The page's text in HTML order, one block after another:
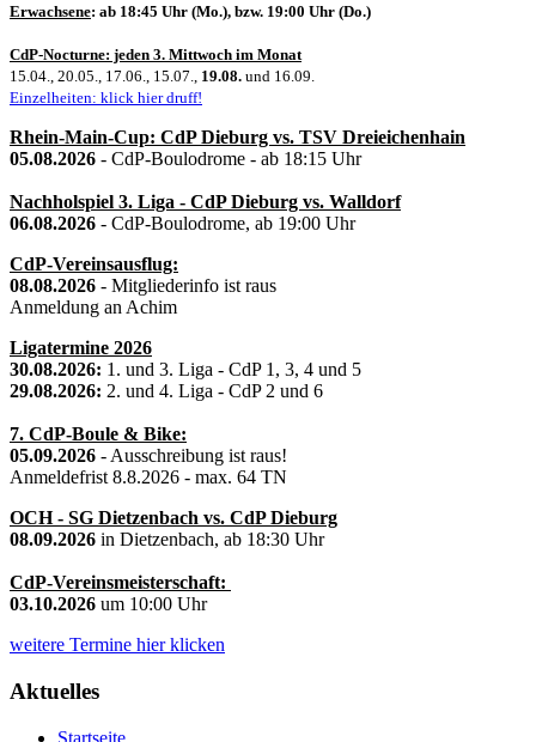
Erwachsene: ab 18:45 Uhr (Mo.), bzw. 19:00 Uhr (Do.)
CdP-Nocturne: jeden 3. Mittwoch im Monat
15.04., 20.05., 17.06., 15.07., 19.08. und 16.09.
Einzelheiten: klick hier druff!
Rhein-Main-Cup: CdP Dieburg vs. TSV Dreieichenhain
05.08.2026 - CdP-Boulodrome - ab 18:15 Uhr
Nachholspiel 3. Liga - CdP Dieburg vs. Walldorf
06.08.2026 - CdP-Boulodrome, ab 19:00 Uhr
CdP-Vereinsausflug:
08.08.2026 - Mitgliederinfo ist raus
Anmeldung an Achim
Ligatermine 2026
30.08.2026: 1. und 3. Liga - CdP 1, 3, 4 und 5
29.08.2026: 2. und 4. Liga - CdP 2 und 6
7. CdP-Boule & Bike:
05.09.2026 - Ausschreibung ist raus!
Anmeldefrist 8.8.2026 - max. 64 TN
OCH - SG Dietzenbach vs. CdP Dieburg
08.09.2026 in Dietzenbach, ab 18:30 Uhr
CdP-Vereinsmeisterschaft:
03.10.2026 um 10:00 Uhr
weitere Termine hier klicken
Aktuelles
Startseite